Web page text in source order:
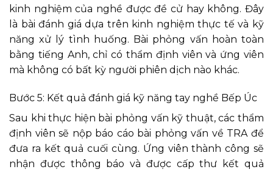
kinh nghiệm của nghề được đề cử hay không. Đây
là bài đánh giá dựa trên kinh nghiệm thực tế và kỹ
năng xử lý tình huống. Bài phỏng vấn hoàn toàn
bằng tiếng Anh, chỉ có thẩm định viên và ứng viên
mà không có bất kỳ người phiên dịch nào khác.
Bước 5: Kết quả đánh giá kỹ năng tay nghề Bếp Úc
Sau khi thực hiện bài phỏng vấn kỹ thuật, các thẩm
định viên sẽ nộp báo cáo bài phỏng vấn về TRA để
đưa ra kết quả cuối cùng. Ứng viên thành công sẽ
nhận được thông báo và được cấp thư kết quả